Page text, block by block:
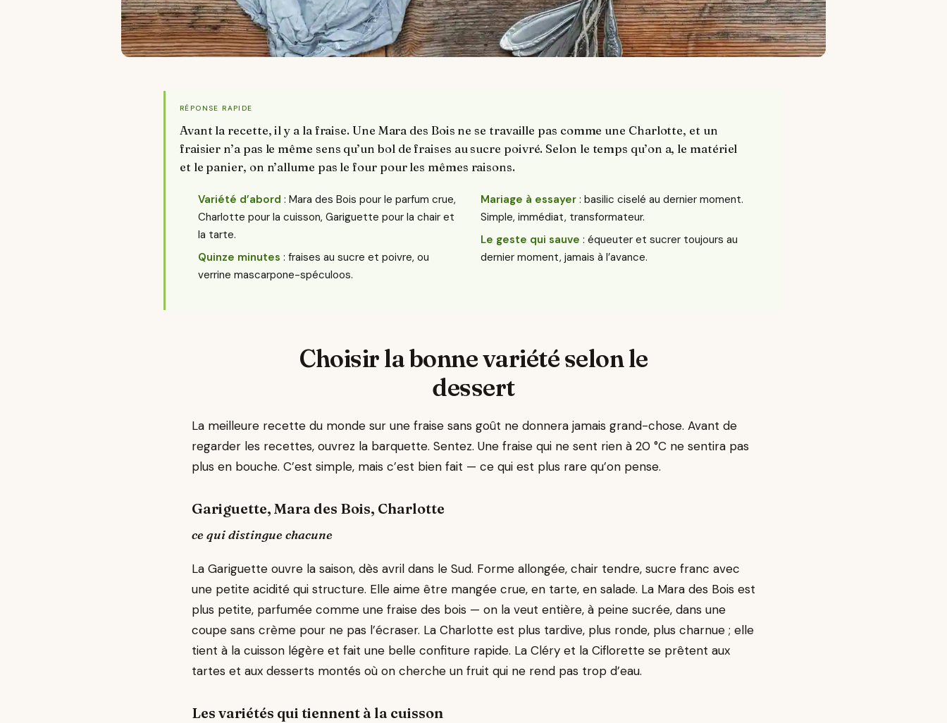
RÉPONSE RAPIDE
Avant la recette, il y a la fraise. Une Mara des Bois ne se travaille pas comme une Charlotte, et un
fraisier n’a pas le même sens qu’un bol de fraises au sucre poivré. Selon le temps qu’on a, le matériel
et le panier, on n’allume pas le four pour les mêmes raisons.
Variété d’abord : Mara des Bois pour le parfum crue,
Charlotte pour la cuisson, Gariguette pour la chair et
la tarte.
Quinze minutes : fraises au sucre et poivre, ou
verrine mascarpone-spéculoos.
Mariage à essayer: basilic ciselé au dernier moment.
Simple, immédiat, transformateur.
Le geste qui sauve : équeuter et sucrer toujours au
dernier moment, jamais à l’avance.
Choisir la bonne variété selon le
dessert
La meilleure recette du monde sur une fraise sans goût ne donnera jamais grand-chose. Avant de
regarder les recettes, ouvrez la barquette. Sentez. Une fraise qui ne sent rien à 20 °C ne sentira pas
plus en bouche. C’est simple, mais c’est bien fait — ce qui est plus rare qu’on pense.
Gariguette, Mara des Bois, Charlotte
ce qui distingue chacune
La Gariguette ouvre la saison, dès avril dans le Sud. Forme allongée, chair tendre, sucre franc avec
une petite acidité qui structure. Elle aime être mangée crue, en tarte, en salade. La Mara des Bois est
plus petite, parfumée comme une fraise des bois — on la veut entière, à peine sucrée, dans une
coupe sans crème pour ne pas l’écraser. La Charlotte est plus tardive, plus ronde, plus charnue ; elle
tient à la cuisson légère et fait une belle confiture rapide. La Cléry et la Ciflorette se prêtent aux
tartes et aux desserts montés où on cherche un fruit qui ne rend pas trop d’eau.
Les variétés qui tiennent à la cuisson